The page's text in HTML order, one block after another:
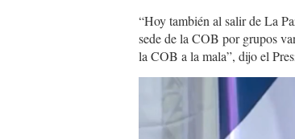
“Hoy también al salir de La
sede de la COB por grupos
la COB a la mala”, dijo el